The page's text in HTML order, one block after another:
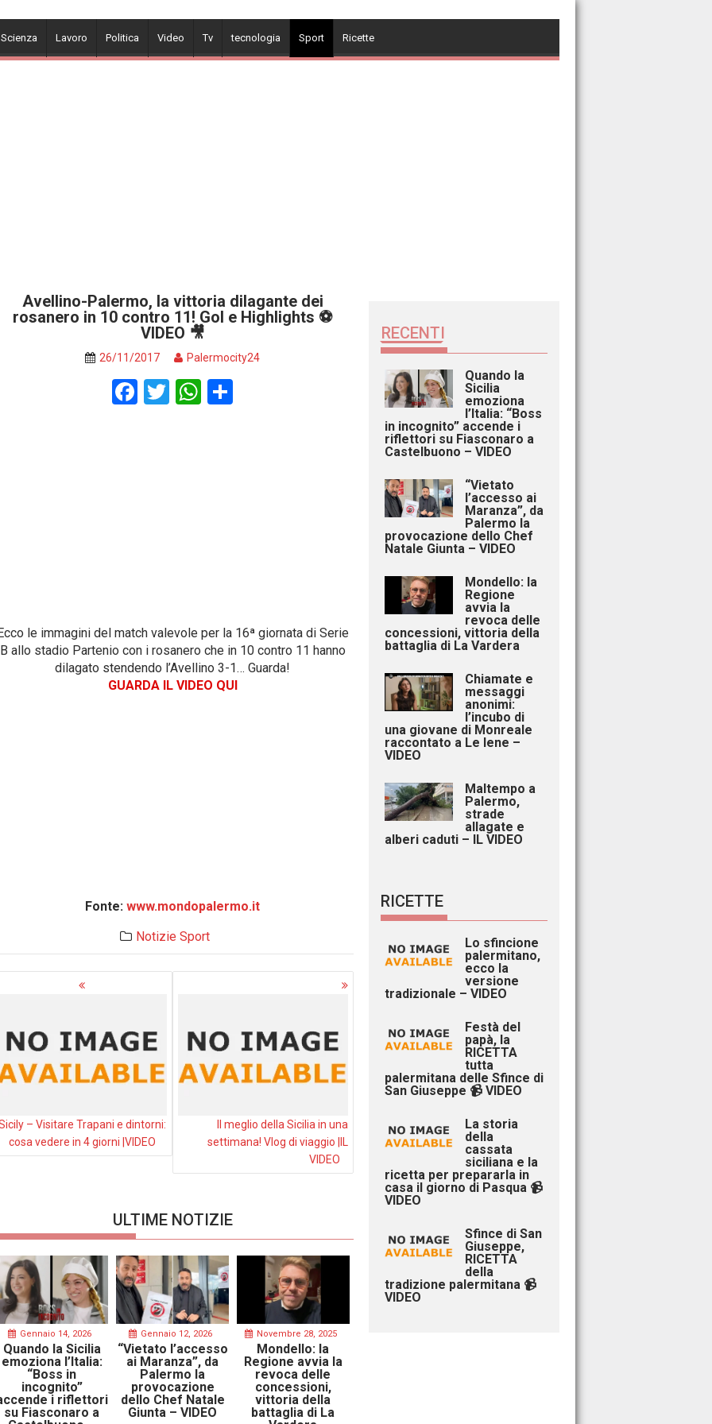
Lavoro Politica Video Tv tecnologia Sport Ricette
Avellino-Palermo, la vittoria dilagante dei
rosanero in 10 contro 11! Gol e Highlights ⚽
VIDEO 🎥
26/11/2017 Palermocity24
F
T W
le immagini del match valevole per la 16ª giornata di Serie
B allo stadio Partenio con i rosanero che in 10 contro 11 hanno
dilagato stendendo l’Avellino 3-1… Guarda!
GUARDA IL VIDEO QUI
Fonte:www.mondopalermo.it
Notizie Sport
– Visitare Trapani e dintorni:
cosa vedere in 4 giorni |VIDEO
Il meglio della Sicilia in una
settimana! Vlog di viaggio |IL
VIDEO
ULTIME NOTIZIE
Gennaio 14, 2026
Quando la Sicilia
emoziona l’Italia:
“Boss in
incognito”
i riflettori
su Fiasconaro a
Gennaio 12, 2026
“Vietato l’accesso
ai Maranza”, da
Palermo la
provocazione
dello Chef Natale
Giunta – VIDEO
Novembre 28, 2025
Mondello: la
Regione avvia la
revoca delle
concessioni,
vittoria della
battaglia di La
RECENTI
Quando la
Sicilia
emoziona
l’Italia: “Boss
in incognito” accende i
riflettori su Fiasconaro a
Castelbuono – VIDEO
“Vietato
l’accesso ai
Maranza”, da
Palermo la
provocazione dello Chef
Natale Giunta – VIDEO
Mondello: la
Regione
avvia la
revoca delle
concessioni, vittoria della
battaglia di La Vardera
Chiamate e
messaggi
anonimi:
l’incubo di
una giovane di Monreale
raccontato a Le Iene –
VIDEO
Maltempo a
Palermo,
strade
allagate e
alberi caduti – IL VIDEO
RICETTE
Lo sfincione
palermitano,
ecco la
versione
tradizionale – VIDEO
Festà del
papà, la
RICETTA
tutta
palermitana delle Sfince di
San Giuseppe 📹 VIDEO
La storia
della
cassata
siciliana e la
ricetta per prepararla in
casa il giorno di Pasqua 📹
VIDEO
Sfince di San
Giuseppe,
RICETTA
della
tradizione palermitana 📹
VIDEO